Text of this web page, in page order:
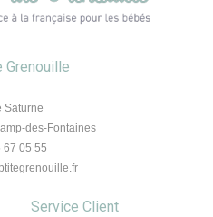
Grenouille
Saturne
des-Fontaines
67 05 55
Service Client